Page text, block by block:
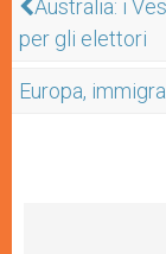
Australia: i
per gli elettori
Europa,